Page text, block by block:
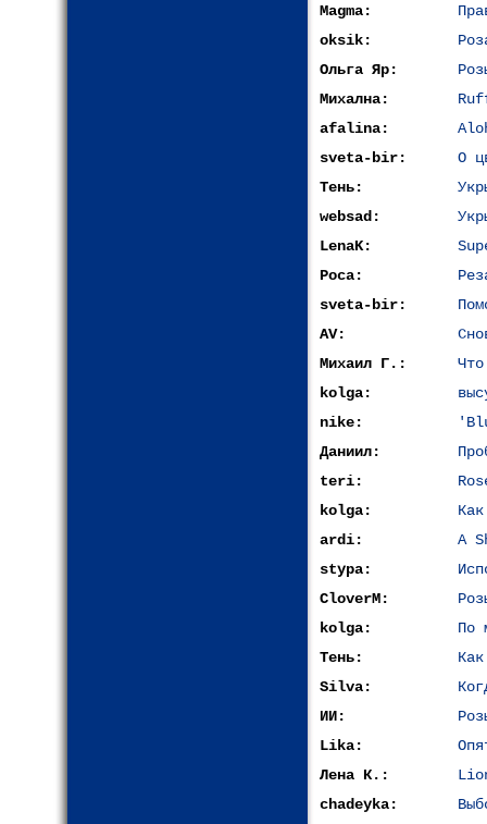
Magma:
oksik:
Ольга Яр:
Михална:
afalina:
sveta-bir:
О
Тень:
websad:
LenaK:
Роса:
sveta-bir:
AV:
Михаил Г.:
kolga:
nike:
Даниил:
teri:
kolga:
ardi:
A
stypa:
CloverM:
kolga:
По
Тень:
Silva:
ИИ:
Lika:
Лена К.:
chadeyka: